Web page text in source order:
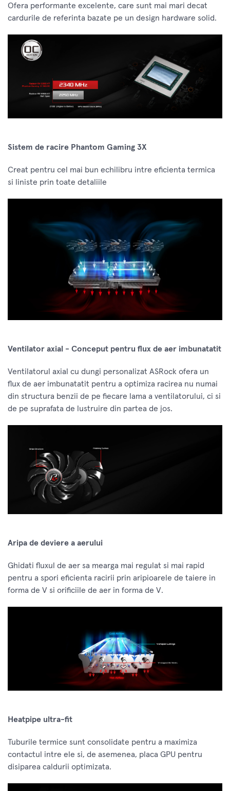
Ofera performante excelente, care sunt mai mari decat
cardurile de referinta bazate pe un design hardware solid.
Sistem de racire Phantom Gaming 3X
Creat pentru cel mai bun echilibru intre eficienta termica
si liniste prin toate detaliile
Ventilator axial - Conceput pentru flux de aer imbunatatit
Ventilatorul axial cu dungi personalizat ASRock ofera un
flux de aer imbunatatit pentru a optimiza racirea nu numai
din structura benzii de pe fiecare lama a ventilatorului, ci si
de pe suprafata de lustruire din partea de jos.
Aripa de deviere a aerului
Ghidati fluxul de aer sa mearga mai regulat si mai rapid
pentru a spori eficienta racirii prin aripioarele de taiere in
forma de V si orificiile de aer in forma de V.
Heatpipe ultra-fit
Tuburile termice sunt consolidate pentru a maximiza
contactul intre ele si, de asemenea, placa GPU pentru
disiparea caldurii optimizata.